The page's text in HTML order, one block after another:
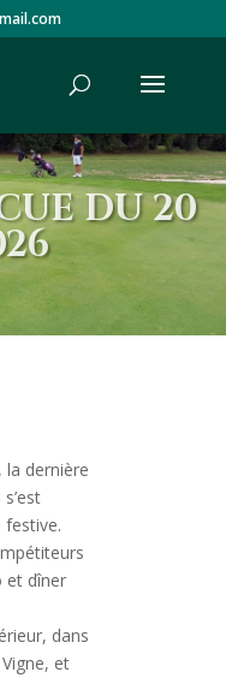
DU 20
la dernière
festive.
et dîner
dans
et